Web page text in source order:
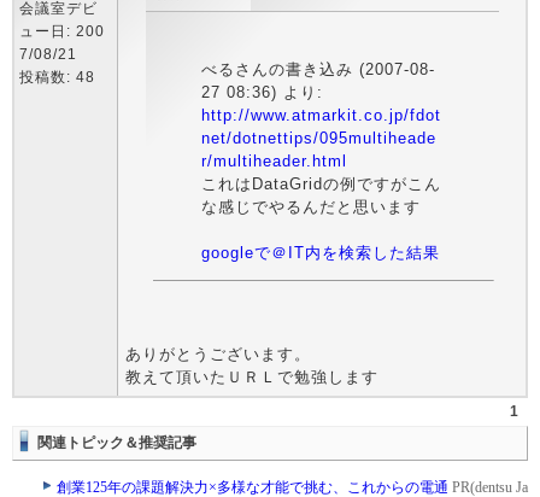
会議室デビ
ュー日: 200
7/08/21
投稿数: 48
べるさんの書き込み (2007-08-
27 08:36) より:
http://www.atmarkit.co.jp/fdot
net/dotnettips/095multiheade
r/multiheader.html
これはDataGridの例ですがこん
な感じでやるんだと思います
googleで＠IT内を検索した結果
ありがとうございます。
教えて頂いたＵＲＬで勉強します
1
関連トピック＆推奨記事
創業125年の課題解決力×多様な才能で挑む、これからの電通 PR(dentsu Ja